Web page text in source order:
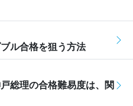
ル合格を狙う方法
総理の合格難易度は、関